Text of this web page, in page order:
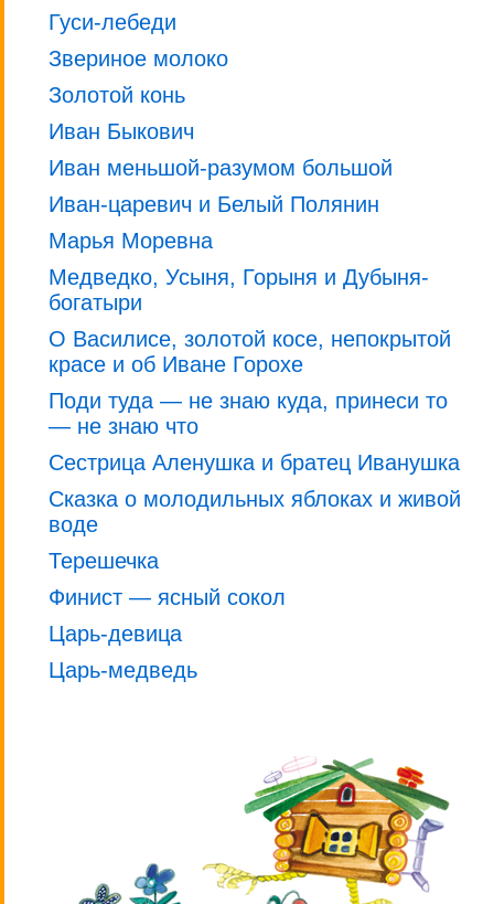
Гуси-лебеди
Звериное молоко
Золотой конь
Иван Быкович
Иван меньшой-разумом большой
Иван-царевич и Белый Полянин
Марья Моревна
Медведко, Усыня, Горыня и Дубыня-
богатыри
О Василисе, золотой косе, непокрытой
красе и об Иване Горохе
Поди туда — не знаю куда, принеси то
— не знаю что
Сестрица Аленушка и братец Иванушка
Сказка о молодильных яблоках и живой
воде
Терешечка
Финист — ясный сокол
Царь-девица
Царь-медведь